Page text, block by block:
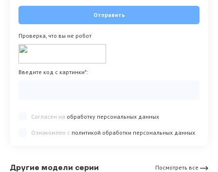
Отправить
Проверка, что вы не робот
Введите код с картинки*:
Согласен на обработку персональных данных
Ознакомлен с политикой обработки персональных данных
Другие модели серии Посмотреть все